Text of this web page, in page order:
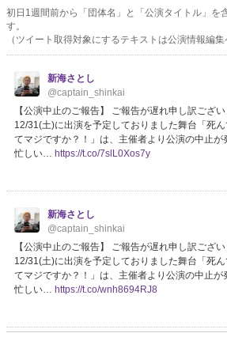
初日1週間前から「団体名」と「公演タイトル」を
す。
（ツイート取得対象にするテキストは公演情報編
新海さとし
@captain_shinkai
【公演中止のご報告】 ご報告が遅れ申し訳ござ
12/31(土)に出演を予定しておりました舞台「死
てマジですか？！」は、主催者より公演の中止が
忙しい… https://t.co/7slL0Xos7y
新海さとし
@captain_shinkai
【公演中止のご報告】 ご報告が遅れ申し訳ござ
12/31(土)に出演を予定しておりました舞台「死
てマジですか？！」は、主催者より公演の中止が
忙しい… https://t.co/wnh8694RJ8